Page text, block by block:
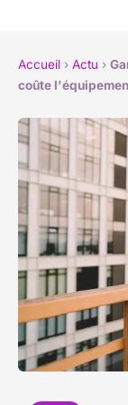
Accueil › Actu ›
coûte